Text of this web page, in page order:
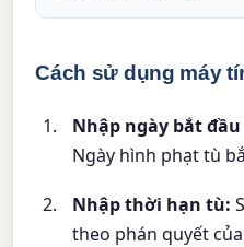
Cách sử dụng máy
Nhập ngày bắt
Ngày hình phạt tù
Nhập thời hạn tù:
theo phán quyết